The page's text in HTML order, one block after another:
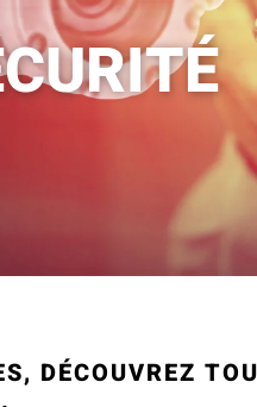
DÉCOUVREZ